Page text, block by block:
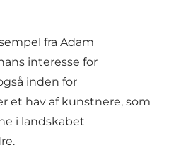
fra Adam
interesse for
inden for
et hav af kunstnere, som
i landskabet